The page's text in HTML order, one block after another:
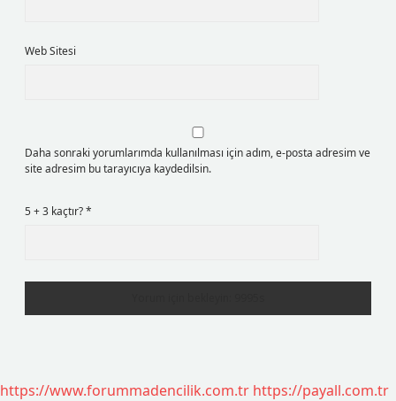
Web Sitesi
Daha sonraki yorumlarımda kullanılması için adım, e-posta adresim ve
site adresim bu tarayıcıya kaydedilsin.
5 + 3 kaçtır?*
https://www.forummadencilik.com.tr https://payall.com.tr